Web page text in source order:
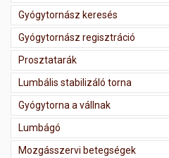
Gyógytornász keresés
Gyógytornász regisztráció
Prosztatarák
Lumbális stabilizáló torna
Gyógytorna a vállnak
Lumbágó
Mozgásszervi betegségek